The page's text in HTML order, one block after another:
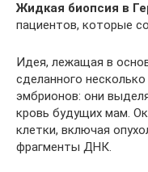
Жидкая биопсия в
пациентов, которые
Идея, лежащая в
сделанного
эмбрионов: они
кровь будущих мам.
клетки, включая
фрагменты ДНК.